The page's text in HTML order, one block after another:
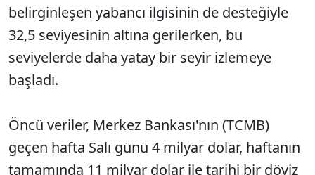
belirginleşen yabancı ilgisinin de desteğiyle
32,5 seviyesinin altına gerilerken, bu
seviyelerde daha yatay bir seyir izlemeye
başladı.
Öncü veriler, Merkez Bankası'nın (TCMB)
geçen hafta Salı günü 4 milyar dolar, haftanın
tamamında 11 milyar dolar ile tarihi bir döviz